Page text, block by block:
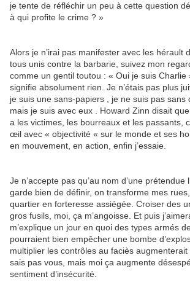
je tente de réfléchir un peu à cette question
à qui profite le crime ? »
Alors je n’irai pas manifester avec les hérault
tous unis contre la barbarie, suivez mon
comme un gentil toutou : « Oui je suis Charlie
signifie absolument rien. Je n’étais pas plus
je suis une sans-papiers , je ne suis pas sans
mais je suis avec eux . Howard Zinn disait
a les victimes, les bourreaux et les passants,
œil avec « objectivité « sur le monde et ses
en mouvement, en action, enfin j’essaie.
Je n’accepte pas qu’au nom d’une prétendue
garde bien de définir, on transforme mes
quartier en forteresse assiégée. Croiser des
gros fusils, moi, ça m’angoisse. Et puis
m’explique un jour en quoi des types armés
pourraient bien empêcher une bombe
multiplier les contrôles au faciès
sais pas vous, mais moi ça augmente
sentiment d’insécurité.